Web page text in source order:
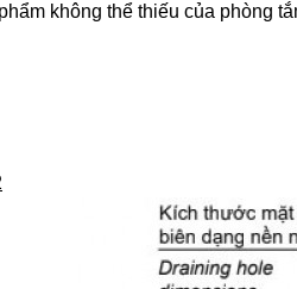
không thể thiếu của phòng